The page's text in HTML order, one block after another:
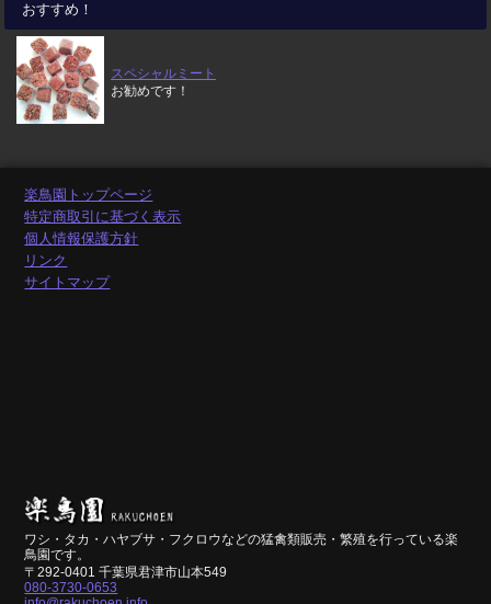
おすすめ！
スペシャルミート
お勧めです！
楽鳥園トップページ
特定商取引に基づく表示
個人情報保護方針
リンク
サイトマップ
ワシ・タカ・ハヤブサ・フクロウなどの猛禽類販売・繁殖を行っている楽
鳥園です。
〒292-0401 千葉県君津市山本549
080-3730-0653